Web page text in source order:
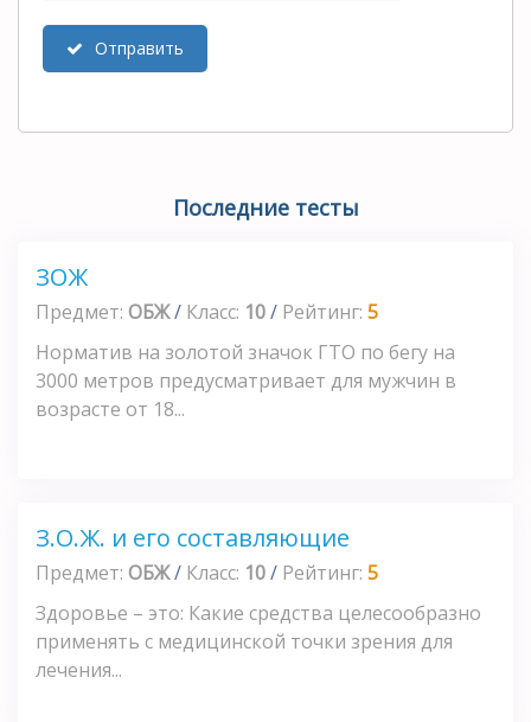
Отправить
Последние тесты
ЗОЖ
Предмет: ОБЖ/ Класс: 10/ Рейтинг: 5
Норматив на золотой значок ГТО по бегу на
3000 метров предусматривает для мужчин в
возрасте от 18...
З.О.Ж. и его составляющие
Предмет: ОБЖ/ Класс: 10/ Рейтинг: 5
Здоровье – это: Какие средства целесообразно
применять с медицинской точки зрения для
лечения...